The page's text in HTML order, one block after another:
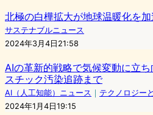
北極の白樺拡大が地球温暖化を
サステナブルニュース
2024年3月4日21:58
AIの革新的戦略で気候変動に立
スチック汚染追跡まで
AI（人工知能）ニュース ｜ テクノロジー
2024年1月4日19:15